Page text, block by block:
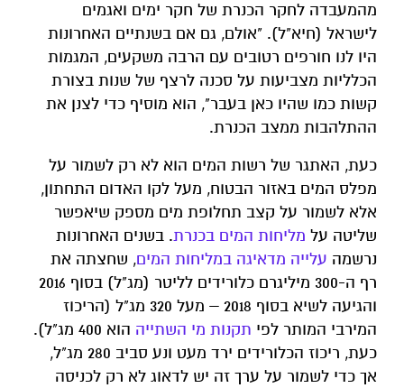
מהמעבדה לחקר הכנרת של חקר ימים ואגמים
לישראל (חיא"ל). "אולם, גם אם בשנתיים האחרונות
היו לנו חורפים רטובים עם הרבה משקעים, המגמות
הכלליות מצביעות על סכנה לרצף של שנות בצורת
קשות כמו שהיו כאן בעבר", הוא מוסיף כדי לצנן את
ההתלהבות ממצב הכנרת.
כעת, האתגר של רשות המים הוא לא רק לשמור על
מפלס המים באזור הבטוח, מעל לקו האדום התחתון,
אלא לשמור על קצב תחלופת מים מספק שיאפשר
שליטה על מליחות המים בכנרת. בשנים האחרונות
נרשמה עלייה מדאיגה במליחות המים, שחצתה את
רף ה-300 מיליגרם כלורידים לליטר (מג"ל) בסוף 2016
והגיעה לשיא בסוף 2018 – מעל 320 מג"ל (הריכוז
המירבי המותר לפי תקנות מי השתייה
הוא 400 מג"ל).
כעת, ריכוז הכלורידים ירד מעט ונע סביב 280 מג"ל,
אך כדי לשמור על ערך זה יש לדאוג לא רק לכניסה